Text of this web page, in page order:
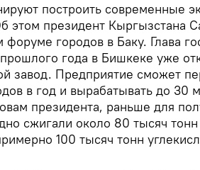
построить современные
этом президент Кыргызстана
городов в Баку. Глава
года в Бишкеке уже
завод. Предприятие сможет
в год и вырабатывать до 30
президента, раньше для
сжигали около 80 тысяч тонн
100 тысяч тонн